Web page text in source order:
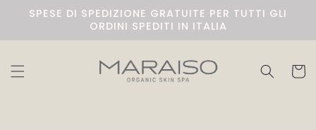
Skip to
content
SPESE DI SPEDIZIONE GRATUITE PER TUTTI GLI
ORDINI SPEDITI IN ITALIA
Cart